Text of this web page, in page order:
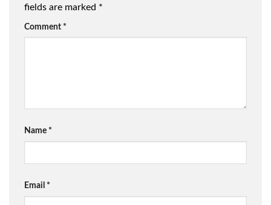
fields are marked *
Comment *
Name *
Email *